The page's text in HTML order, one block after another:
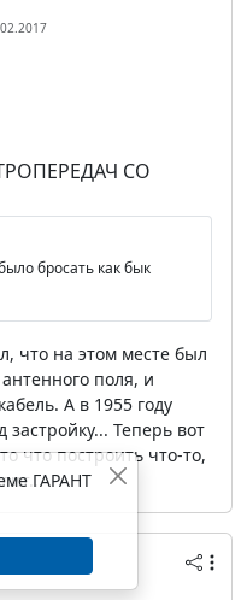
СО
бросать как бык
что на этом месте был
поля, и
А в 1955 году
застройку... Теперь вот
что построить что-то,
ГАРАНТ